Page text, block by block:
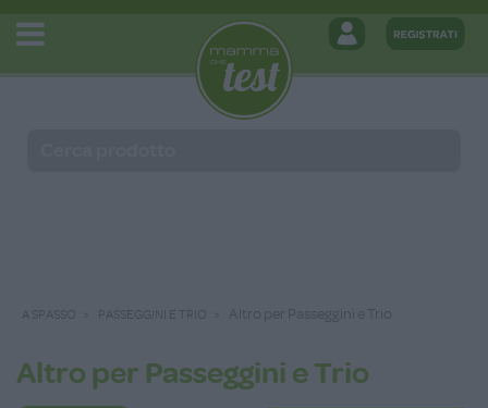
A SPASSO PASSEGGINI E TRIO Altro per Passeggini e Trio
Altro per Passeggini e Trio